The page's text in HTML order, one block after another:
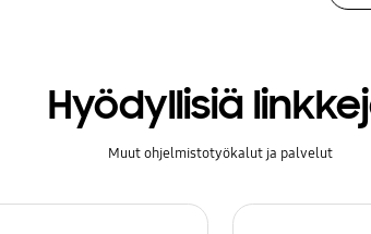
Hyödyllisiä
Muut ohjelmistotyökalut ja palvelut